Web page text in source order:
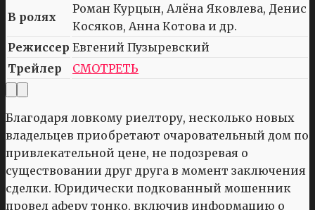
В ролях
Роман Курцын, Алёна Яковлева, Денис
Косяков, Анна Котова и др.
Режиссер Евгений Пузыревский
Трейлер
СМОТРЕТЬ
Благодаря ловкому риелтору, несколько новых
владельцев приобретают очаровательный дом по
привлекательной цене, не подозревая о
существовании друг друга в момент заключения
сделки. Юридически подкованный мошенник
провел аферу тонко, включив информацию о